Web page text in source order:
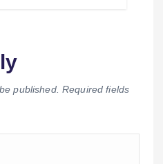
published. Required fields